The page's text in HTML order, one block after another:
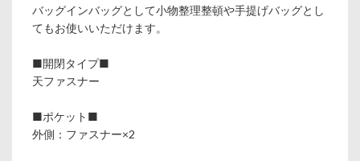
バッグインバッグとして小物整理整頓や手提げバッグとし
てもお使いいただけます。
■開閉タイプ■
天ファスナー
■ポケット■
外側：ファスナー×2